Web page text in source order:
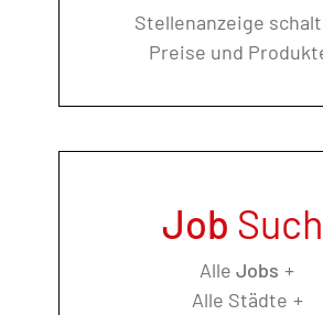
Stellenanzeige
Preise und
Job
Alle Jobs
Alle Städte